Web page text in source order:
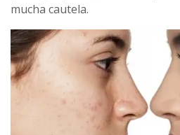
mucha cautela.